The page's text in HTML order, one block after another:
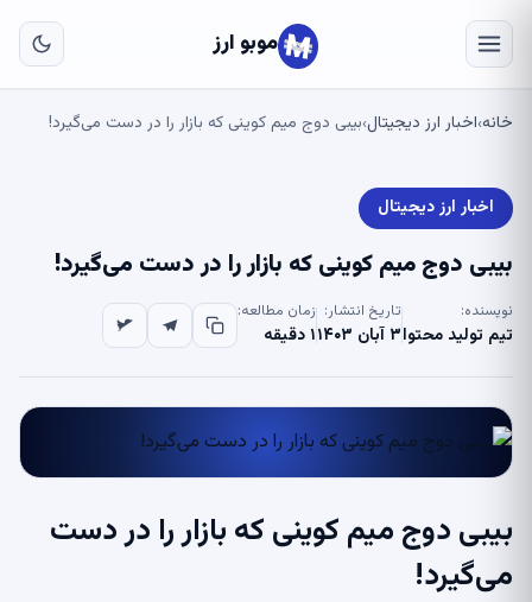
موبو ارز
خانه›اخبار ارز دیجیتال›بیبی دوج میم کوینی که بازار را در دست می‌گیرد!
اخبار ارز دیجیتال
بیبی دوج میم کوینی که بازار را در دست می‌گیرد!
نویسنده:
تیم تولید محتوا
تاریخ انتشار:
۳ آبان ۱۴۰۳
زمان مطالعه:
۱ دقیقه
بیبی دوج میم کوینی که بازار را در دست
می‌گیرد!